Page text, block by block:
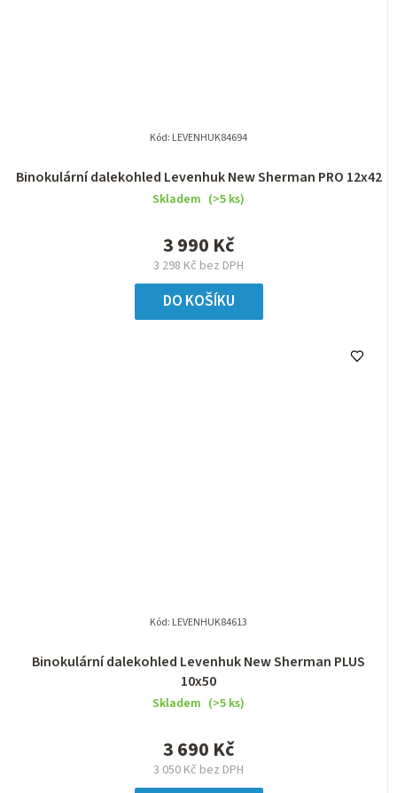
Binokulární dalekohled Levenhuk New Sherman PRO 12x42
Skladem (>5 ks)
3 298 Kč bez DPH
3 990 Kč
DO KOŠÍKU
Kód: LEVENHUK84694
Binokulární dalekohled Levenhuk New Sherman PLUS
10x50
Skladem (>5 ks)
3 050 Kč bez DPH
3 690 Kč
Kód: LEVENHUK84613